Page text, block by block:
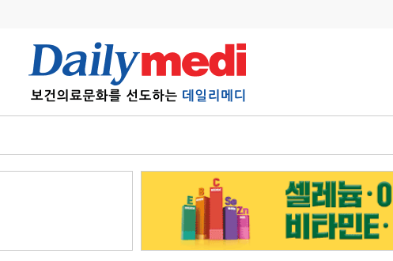
6
관리급여 실시
지필공 지원책
수련환경 개선
의과대학 입시
사고
수첩
~2026-08-31
채용시까지